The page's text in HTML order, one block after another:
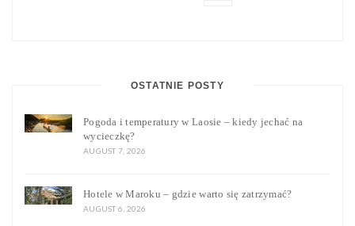
OSTATNIE POSTY
Pogoda i temperatury w Laosie – kiedy jechać na
wycieczkę?
AUGUST 7, 2026
Hotele w Maroku – gdzie warto się zatrzymać?
AUGUST 6, 2026